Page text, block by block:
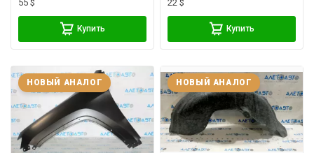
55 $
Купить
22 $
Купить
НОВЫЙ АНАЛОГ НОВЫЙ АНАЛОГ